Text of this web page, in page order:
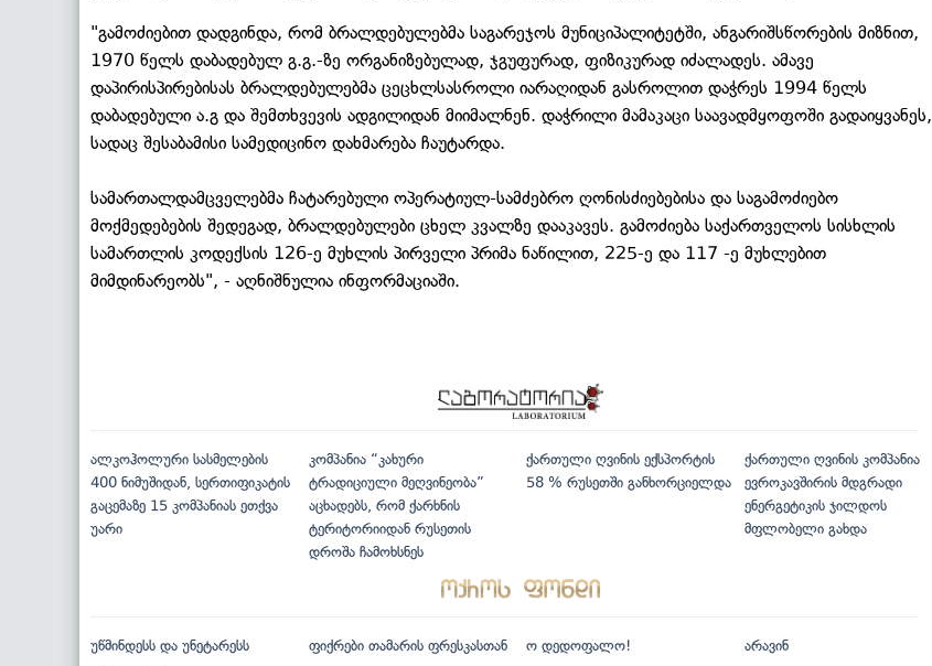
"გამოძიებით დადგინდა, რომ ბრალდებულებმა საგარეჯოს მუნიციპალიტეტში, ანგარიშსწორების მიზნით,
1970 წელს დაბადებულ გ.გ.-ზე ორგანიზებულად, ჯგუფურად, ფიზიკურად იძალადეს. ამავე
დაპირისპირებისას ბრალდებულებმა ცეცხლსასროლი იარაღიდან გასროლით დაჭრეს 1994 წელს
დაბადებული ა.გ და შემთხვევის ადგილიდან მიიმალნენ. დაჭრილი მამაკაცი საავადმყოფოში გადაიყვანეს,
სადაც შესაბამისი სამედიცინო დახმარება ჩაუტარდა.
სამართალდამცველებმა ჩატარებული ოპერატიულ-სამძებრო ღონისძიებებისა და საგამოძიებო
მოქმედებების შედეგად, ბრალდებულები ცხელ კვალზე დააკავეს. გამოძიება საქართველოს სისხლის
სამართლის კოდექსის 126-ე მუხლის პირველი პრიმა ნაწილით, 225-ე და 117 -ე მუხლებით
მიმდინარეობს", - აღნიშნულია ინფორმაციაში.
ალკოჰოლური სასმელების
400 ნიმუშიდან, სერთიფიკატის
გაცემაზე 15 კომპანიას ეთქვა
უარი
კომპანია “კახური
ტრადიციული მეღვინეობა”
აცხადებს, რომ ქარხნის
ტერიტორიიდან რუსეთის
დროშა ჩამოხსნეს
ქართული ღვინის ექსპორტის
58 % რუსეთში განხორციელდა
ქართული ღვინის კომპანია
ევროკავშირის მდგრადი
ენერგეტიკის ჯილდოს
მფლობელი გახდა
უწმინდესს და უნეტარესს ფიქრები თამარის ფრესკასთან ო დედოფალო! არავინ